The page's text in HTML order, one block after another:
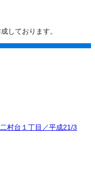
しております。
村台１丁目／平成21/3